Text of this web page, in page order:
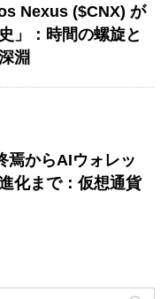
Nexus ($CNX) が
」：時間の螺旋と
淵
焉からAIウォレッ
化まで：仮想通貨